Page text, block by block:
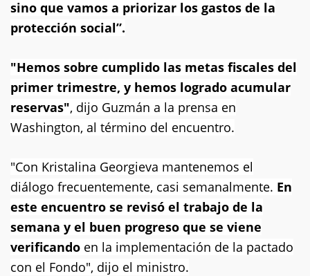
sino que vamos a priorizar los gastos de la
protección social”.
"Hemos sobre cumplido las metas fiscales del
primer trimestre, y hemos logrado acumular
reservas", dijo Guzmán a la prensa en
Washington, al término del encuentro.
"Con Kristalina Georgieva mantenemos el
diálogo frecuentemente, casi semanalmente. En
este encuentro se revisó el trabajo de la
semana y el buen progreso que se viene
verificando en la implementación de la pactado
con el Fondo", dijo el ministro.